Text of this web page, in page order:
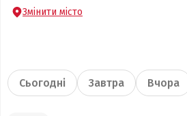
Змінити місто
Сьогодні Завтра Вчора